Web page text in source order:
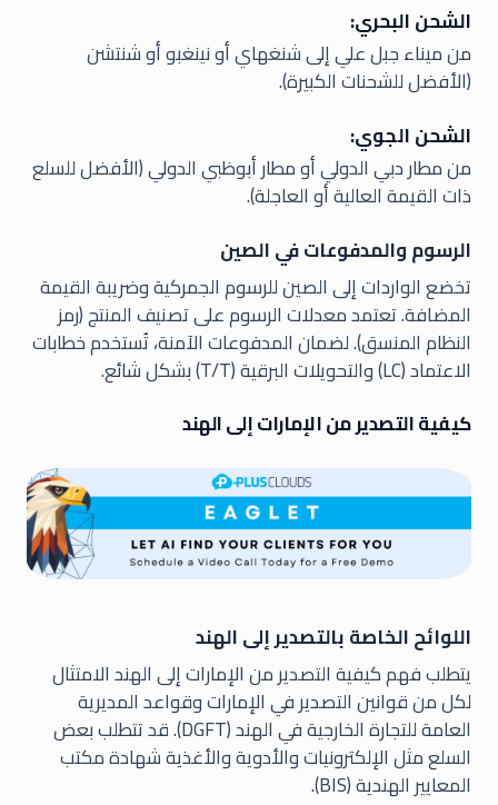
الشحن البحري:
من ميناء جبل علي إلى شنغهاي أو نينغبو أو شنتشن
(الأفضل للشحنات الكبيرة).
الشحن الجوي:
من مطار دبي الدولي أو مطار أبوظبي الدولي (الأفضل للسلع
ذات القيمة العالية أو العاجلة).
الرسوم والمدفوعات في الصين
تخضع الواردات إلى الصين للرسوم الجمركية وضريبة القيمة
المضافة. تعتمد معدلات الرسوم على تصنيف المنتج (رمز
النظام المنسق). لضمان المدفوعات الآمنة، تُستخدم خطابات
الاعتماد (LC) والتحويلات البرقية (T/T) بشكل شائع.
كيفية التصدير من الإمارات إلى الهند
اللوائح الخاصة بالتصدير إلى الهند
يتطلب فهم كيفية التصدير من الإمارات إلى الهند الامتثال
لكل من قوانين التصدير في الإمارات وقواعد المديرية
العامة للتجارة الخارجية في الهند (DGFT). قد تتطلب بعض
السلع مثل الإلكترونيات والأدوية والأغذية شهادة مكتب
المعايير الهندية (BIS).